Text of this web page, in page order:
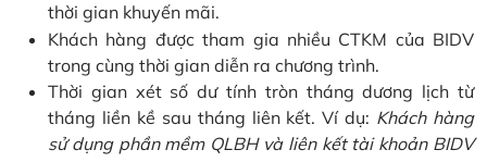
thời gian khuyến mãi.
Khách hàng được tham gia nhiều CTKM của BIDV
trong cùng thời gian diễn ra chương trình.
Thời gian xét số dư tính tròn tháng dương lịch từ
tháng liền kề sau tháng liên kết. Ví dụ: Khách hàng
sử dụng phần mềm QLBH và liên kết tài khoản BIDV